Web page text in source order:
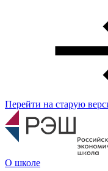
Перейти на старую
О школе